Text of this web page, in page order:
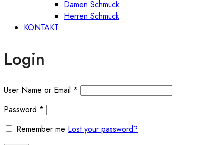
Damen Schmuck
Herren Schmuck
KONTAKT
Login
User Name or Email *
Password *
Remember me Lost your password?